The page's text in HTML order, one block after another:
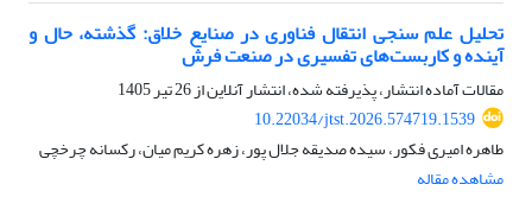
تحلیل علم سنجی انتقال فناوری در صنایع خلاق: گذشته، حال و
آینده و کاربست‌های تفسیری در صنعت فرش
مقالات آماده انتشار، پذیرفته شده، انتشار آنلاین از26 تیر 1405
10.22034/jtst.2026.574719.1539
طاهره امیری فکور، سیده صدیقه جلال پور، زهره کریم میان، رکسانه چرخچی
مشاهده مقاله